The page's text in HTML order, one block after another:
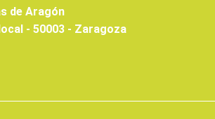
de Aragón
- 50003 - Zaragoza